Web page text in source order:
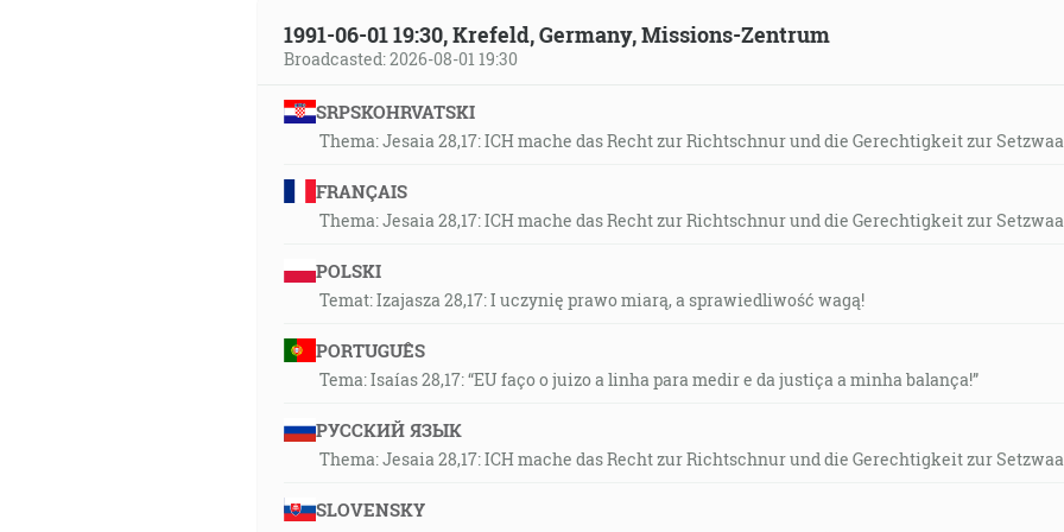
37:38
A videl som čosi jako sklené more, smiešané s ohňom, a tých, ktorí zvíťazili nad šelmou
pieseň Baránkovu a hovorili: Veľké a prepodivné sú tvoje skutky, Pane, všemohúci
cesty, ó, Kráľu svätých! [Zj 15:2-3]
38:04
Anjel Hospodinov táborí vôkol tých, ktorí sa ho boja, a vytrhuje ich. [Ž 34:8]
39:06
Vtedy bol Ježiš zavedený hore na púšť od Ducha, aby bol pokúšaný od diabla. [Mt 4:1]
aby smieril hriechy ľudu. [Žd 2:17]
Kde kto odsúdi? Kristus Ježiš je, ktorý zomrel, a viacej, ktorý aj vstal z mŕtvych, ktorý aj
1991-06-01 19:30, Krefeld, Germany, Missions-Zentrum
Broadcasted: 2026-08-01 19:30
SRPSKOHRVATSKI
Thema: Jesaia 28,17: ICH mache das Recht zur Richtschnur und die Gerechtigkeit zur
FRANÇAIS
Thema: Jesaia 28,17: ICH mache das Recht zur Richtschnur und die Gerechtigkeit zur
POLSKI
Temat: Izajasza 28,17: I uczynię prawo miarą, a sprawiedliwość wagą!
PORTUGUÊS
Tema: Isaías 28,17: “EU faço o juizo a linha para medir e da justiça a minha balança!”
РУССКИЙ ЯЗЫК
Thema: Jesaia 28,17: ICH mache das Recht zur Richtschnur und die Gerechtigkeit zur
SLOVENSKY